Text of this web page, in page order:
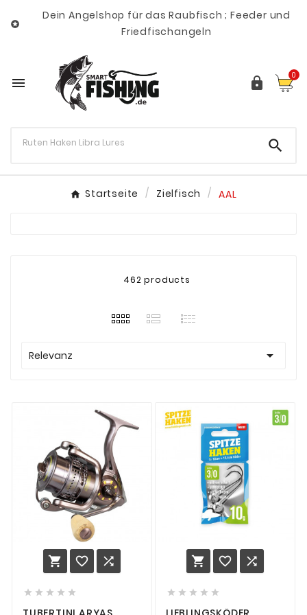

Dein Angelshop für das Raubfisch ; Feeder und
Friedfischangeln
  0

Startseite Zielfisch AAL
462 products
Relevanz 
  
    
  
    